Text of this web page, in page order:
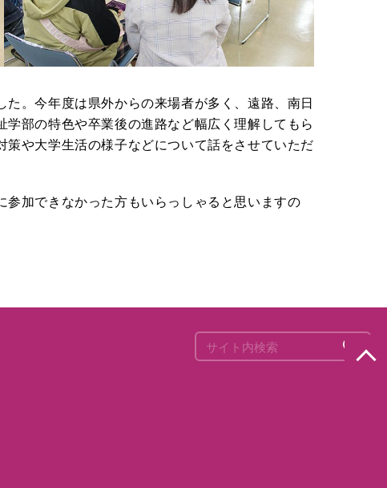
。今年度は県外からの来場者が多く、遠路、南日
部の特色や卒業後の進路など幅広く理解してもら
や大学生活の様子などについて話をさせていただ
加できなかった方もいらっしゃると思いますの